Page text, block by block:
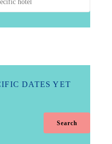
DATES YET